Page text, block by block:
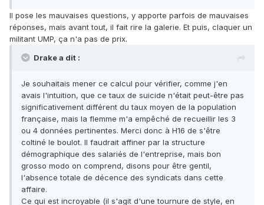
Il pose les mauvaises questions, y apporte parfois de mauvaises
réponses, mais avant tout, il fait rire la galerie. Et puis, claquer un
militant UMP, ça n'a pas de prix.
Drake a dit :
Je souhaitais mener ce calcul pour vérifier, comme j'en
avais l'intuition, que ce taux de suicide n'était peut-être pas
significativement différent du taux moyen de la population
française, mais la flemme m'a empêché de recueillir les 3
ou 4 données pertinentes. Merci donc à H16 de s'être
coltiné le boulot. Il faudrait affiner par la structure
démographique des salariés de l'entreprise, mais bon
grosso modo on comprend, disons pour être gentil,
l'absence totale de décence des syndicats dans cette
affaire.
Ce qui est incroyable (il s'agit d'une tournure de style, en